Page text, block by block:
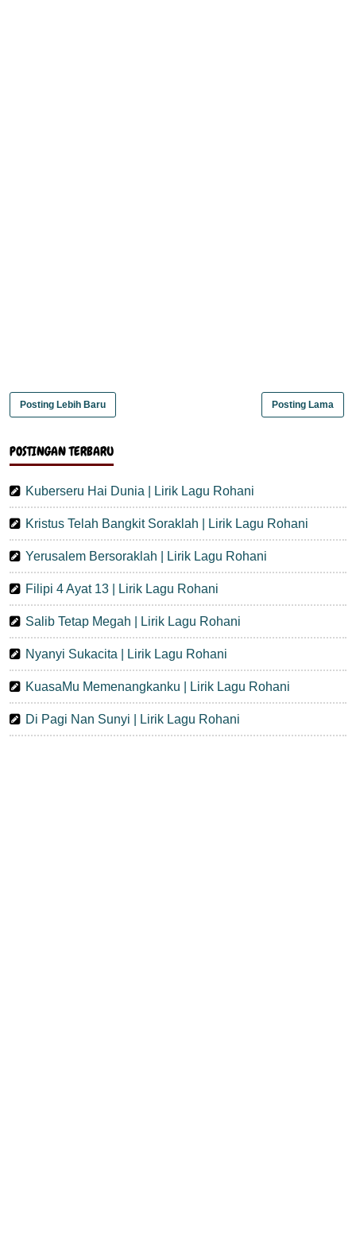
Posting Lebih Baru Posting Lama
POSTINGAN TERBARU
Kuberseru Hai Dunia | Lirik Lagu Rohani
Kristus Telah Bangkit Soraklah | Lirik Lagu Rohani
Yerusalem Bersoraklah | Lirik Lagu Rohani
Filipi 4 Ayat 13 | Lirik Lagu Rohani
Salib Tetap Megah | Lirik Lagu Rohani
Nyanyi Sukacita | Lirik Lagu Rohani
KuasaMu Memenangkanku | Lirik Lagu Rohani
Di Pagi Nan Sunyi | Lirik Lagu Rohani